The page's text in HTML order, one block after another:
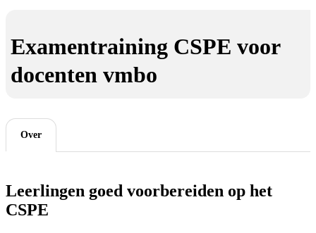
Examentraining CSPE voor
docenten vmbo
Over
Leerlingen goed voorbereiden op het
CSPE